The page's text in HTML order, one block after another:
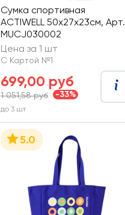
Сумка спортивная
ACTIWELL 50х27х23см, Арт.
MUCJ030002
Цена за 1 шт
С Картой №1
699,00 руб
1 051,58 руб -33%
до 3 шт
5.0